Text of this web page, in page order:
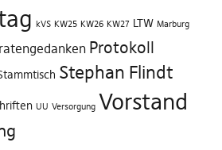
kVS KW25 KW26 KW27 LTW Marburg
Protokoll
Stephan Flindt
UU Versorgung Vorstand